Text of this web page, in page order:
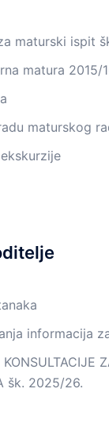
maturski ispit
matura 2015/
maturskog
informacija
šk. 2025/26.